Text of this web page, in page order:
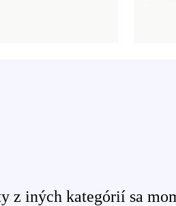
z iných kategórií sa